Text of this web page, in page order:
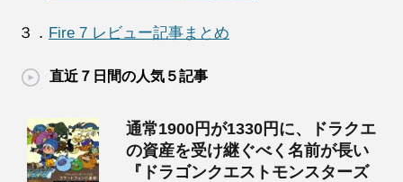
３． Fire 7 レビュー記事まとめ
直近７日間の人気５記事
通常1900円が1330円に、ドラクエ
の資産を受け継ぐべく名前が長い
『ドラゴンクエストモンスターズ